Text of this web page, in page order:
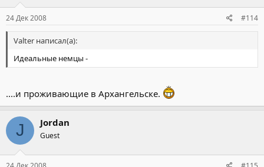
24 Дек 2008 #114
Valter написал(а):
Идеальные немцы -
....и проживающие в Архангельске.
J Jordan
Guest